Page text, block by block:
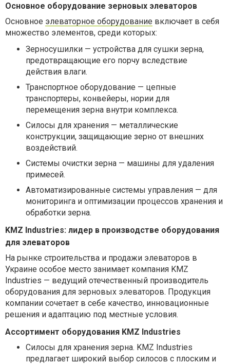
Основное оборудование зерновых элеваторов
Основное элеваторное оборудование включает в себя
множество элементов, среди которых:
Зерносушилки — устройства для сушки зерна,
предотвращающие его порчу вследствие
действия влаги.
Транспортное оборудование — цепные
транспортеры, конвейеры, нории для
перемещения зерна внутри комплекса.
Силосы для хранения — металлические
конструкции, защищающие зерно от внешних
воздействий.
Системы очистки зерна — машины для удаления
примесей.
Автоматизированные системы управления — для
мониторинга и оптимизации процессов хранения и
обработки зерна.
KMZ Industries: лидер в производстве оборудования
для элеваторов
На рынке строительства и продажи элеваторов в
Украине особое место занимает компания KMZ
Industries — ведущий отечественный производитель
оборудования для зерновых элеваторов. Продукция
компании сочетает в себе качество, инновационные
решения и адаптацию под местные условия.
Ассортимент оборудования KMZ Industries
Силосы для хранения зерна. KMZ Industries
предлагает широкий выбор силосов с плоским и